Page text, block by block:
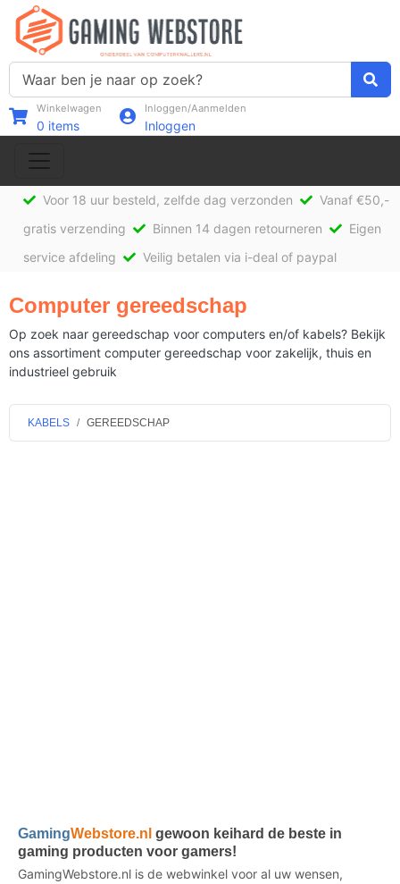
Winkelwagen
0 items
Inloggen/Aanmelden
Inloggen
Voor 18 uur besteld, zelfde dag verzonden
Vanaf €50,-
gratis verzending
Binnen 14 dagen retourneren
Eigen
service afdeling
Veilig betalen via i-deal of paypal
Computer gereedschap
Op zoek naar gereedschap voor computers en/of kabels? Bekijk
ons assortiment computer gereedschap voor zakelijk, thuis en
industrieel gebruik
KABELS GEREEDSCHAP
GamingWebstore.nl gewoon keihard de beste in
gaming producten voor gamers!
GamingWebstore.nl is de webwinkel voor al uw wensen,